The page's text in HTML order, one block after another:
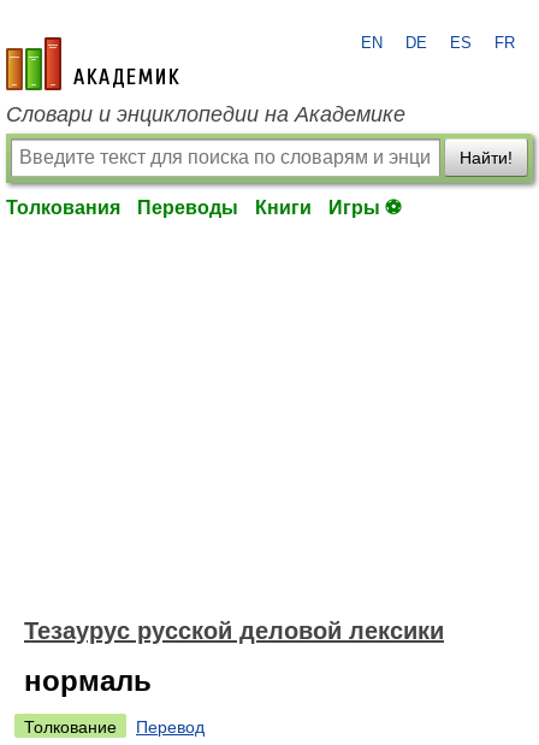
academic.ru
EN DE ES FR
Словари и энциклопедии на Академике
Найти!
Толкования Переводы Книги Игры ⚽
Тезаурус русской деловой лексики
нормаль
Толкование
Перевод